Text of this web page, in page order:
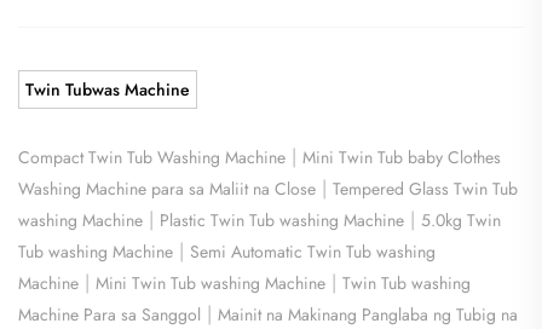
Twin Tubwas Machine
Compact Twin Tub Washing Machine | Mini Twin Tub baby Clothes
Washing Machine para sa Maliit na Close | Tempered Glass Twin Tub
washing Machine | Plastic Twin Tub washing Machine | 5.0kg Twin
Tub washing Machine | Semi Automatic Twin Tub washing
Machine | Mini Twin Tub washing Machine | Twin Tub washing
Machine Para sa Sanggol | Mainit na Makinang Panglaba ng Tubig na